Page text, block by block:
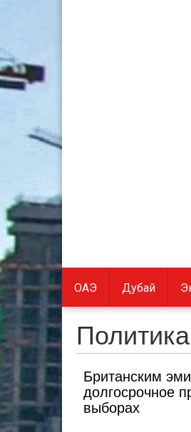
ОАЭ Дубай
Политика
Британским
долгосрочное
выборах